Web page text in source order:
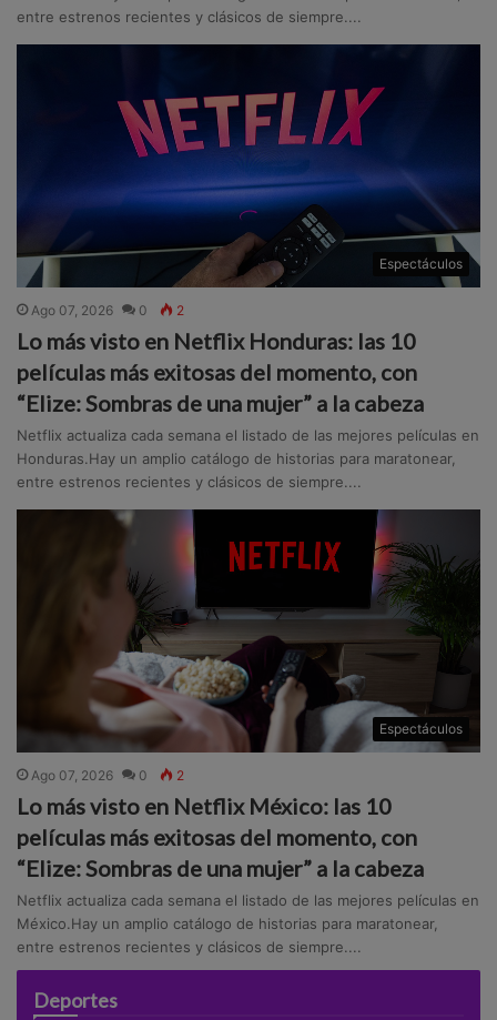
entre estrenos recientes y clásicos de siempre....
Espectáculos
Ago 07, 2026 0 2
Lo más visto en Netflix Honduras: las 10
películas más exitosas del momento, con
“Elize: Sombras de una mujer” a la cabeza
Netflix actualiza cada semana el listado de las mejores películas en
Honduras.Hay un amplio catálogo de historias para maratonear,
entre estrenos recientes y clásicos de siempre....
Espectáculos
Ago 07, 2026 0 2
Lo más visto en Netflix México: las 10
películas más exitosas del momento, con
“Elize: Sombras de una mujer” a la cabeza
Netflix actualiza cada semana el listado de las mejores películas en
México.Hay un amplio catálogo de historias para maratonear,
entre estrenos recientes y clásicos de siempre....
Deportes